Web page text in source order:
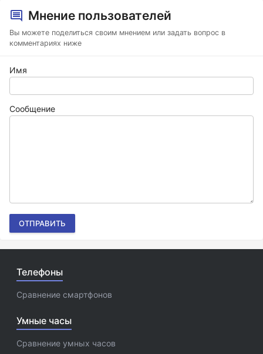
Мнение пользователей
Вы можете поделиться своим мнением или задать вопрос в
комментариях ниже
Имя
Сообщение
ОТПРАВИТЬ
Телефоны
Сравнение смартфонов
Умные часы
Сравнение умных часов